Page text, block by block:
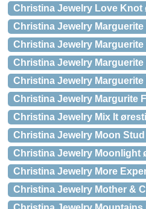
Christina Jewelry Love
Christina Jewelry Marguerite
Christina Jewelry
Christina Jewelry
Christina Jewelry
Christina Jewelry Margurite
Christina Jewelry Mix It
Christina Jewelry Moon
Christina Jewelry Moonlight
Christina Jewelry More
Christina Jewelry Mother &